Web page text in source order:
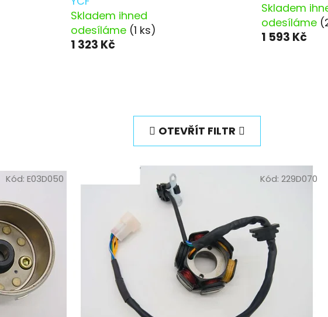
Skladem ihned
odesíláme (1 ks)
1 323 Kč
Skladem
odesíláme
1 593 Kč
OTEVŘÍT FILTR
Kód: E03D050 Kód:229D070